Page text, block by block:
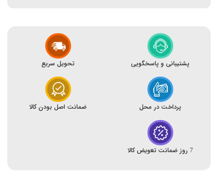
پشتیبانی و پاسخگویی تحویل سریع
پرداخت در محل ضمانت اصل بودن کالا
7 روز ضمانت تعویض کالا